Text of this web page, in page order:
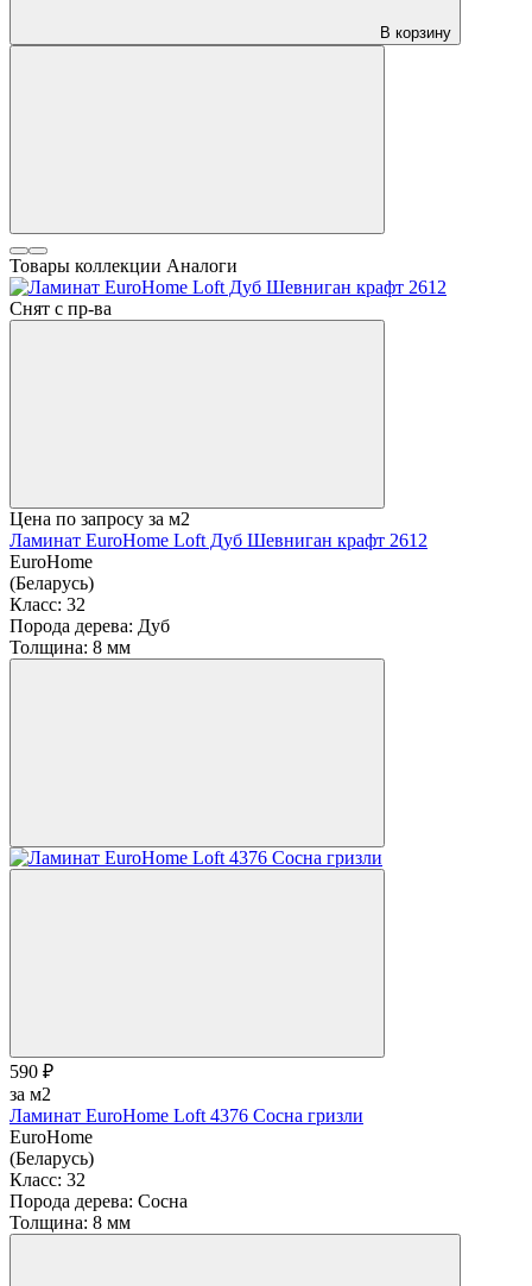
В корзину
Товары коллекции Аналоги
Снят с пр-ва
Цена по запросу за м2
Ламинат EuroHome Loft Дуб Шевниган крафт 2612
EuroHome
(Беларусь)
Класс: 32
Порода дерева: Дуб
Толщина: 8 мм
590 ₽
за м2
Ламинат EuroHome Loft 4376 Сосна гризли
EuroHome
(Беларусь)
Класс: 32
Порода дерева: Сосна
Толщина: 8 мм